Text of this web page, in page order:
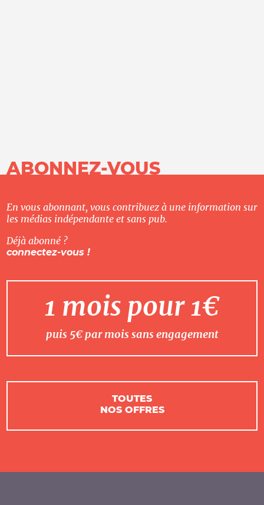
ABONNEZ-VOUS
En vous abonnant, vous contribuez à une information sur
les médias indépendante et sans pub.
Déjà abonné ?
connectez-vous !
1 mois pour 1€
puis 5€ par mois sans engagement
TOUTES
NOS OFFRES